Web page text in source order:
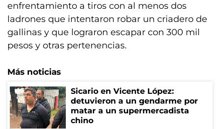
enfrentamiento a tiros con al menos dos
ladrones que intentaron robar un criadero de
gallinas y que lograron escapar con 300 mil
pesos y otras pertenencias.
Más noticias
Sicario en Vicente López:
detuvieron a un gendarme por
matar a un supermercadista
chino